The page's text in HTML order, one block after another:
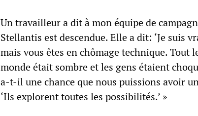
Un travailleur a dit à mon équipe de
Stellantis est descendue. Elle a dit: ‘Je suis
mais vous êtes en chômage technique. Tout
monde était sombre et les gens étaient
a-t-il une chance que nous puissions avoir
‘Ils explorent toutes les possibilités.’ »